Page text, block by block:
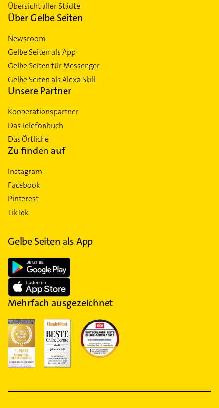
Übersicht aller Städte
Über Gelbe Seiten
Newsroom
Gelbe Seiten als App
Gelbe Seiten für Messenger
Gelbe Seiten als Alexa Skill
Unsere Partner
Kooperationspartner
Das Telefonbuch
Das Örtliche
Zu finden auf
Instagram
Facebook
Pinterest
TikTok
Gelbe Seiten als App
Mehrfach ausgezeichnet